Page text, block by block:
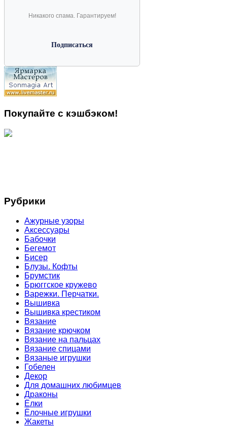
Никакого спама. Гарантируем!
Покупайте с кэшбэком!
Рубрики
Ажурные узоры
Аксессуары
Бабочки
Бегемот
Бисер
Блузы. Кофты
Брумстик
Брюггское кружево
Варежки. Перчатки.
Вышивка
Вышивка крестиком
Вязание
Вязание крючком
Вязание на пальцах
Вязание спицами
Вязаные игрушки
Гобелен
Декор
Для домашних любимцев
Драконы
Ёлки
Ёлочные игрушки
Жакеты